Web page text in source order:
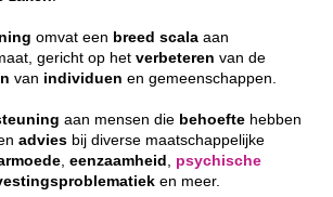
omvat een breed scala aan
gericht op het verbeteren van de
van individuen en gemeenschappen.
aan mensen die behoefte hebben
advies bij diverse maatschappelijke
eenzaamheid
psychische
en meer.